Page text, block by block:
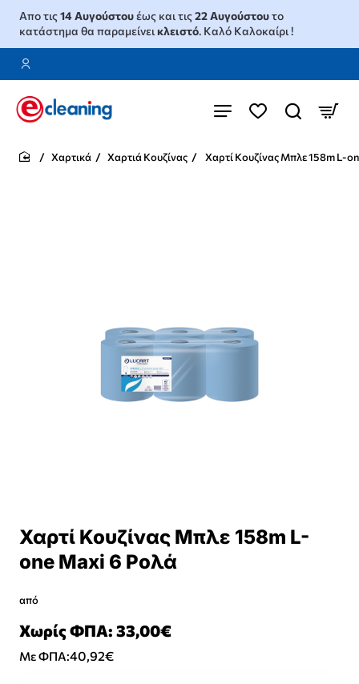
Απο τις14 Αυγούστουέως και τις22 Αυγούστουτο
κατάστημα θα παραμείνεικλειστό. Καλό Καλοκαίρι !
Χαρτικά Χαρτιά Κουζίνας Χαρτί Κουζίνας Μπλε 158m L-
Χαρτί Κουζίνας Μπλε 158m L-
one Maxi 6 Ρολά
από
Με ΦΠΑ:40,92€
Χωρίς ΦΠΑ: 33,00€